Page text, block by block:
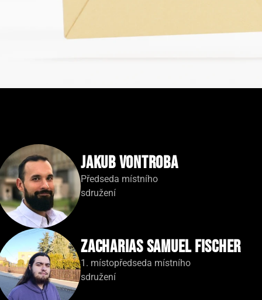
Jakub Vontroba
Předseda místního
sdružení
Zacharias Samuel Fischer
1. místopředseda místního
sdružení